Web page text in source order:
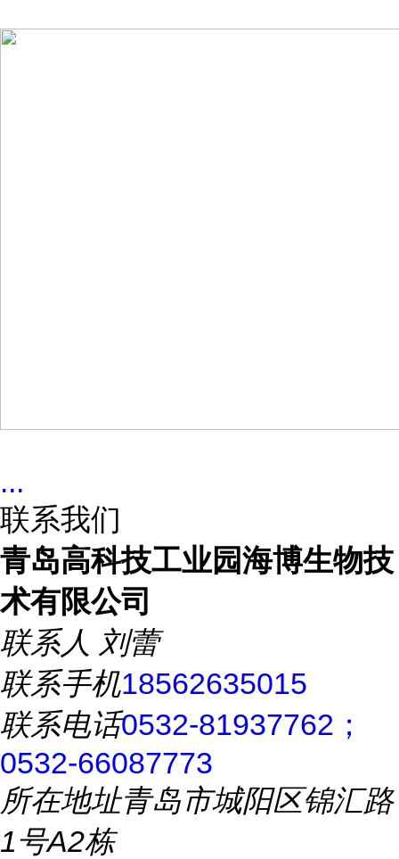
...
联系我们
青岛高科技工业园海博生物技
术有限公司
联系人 刘蕾
联系手机18562635015
联系电话0532-81937762；
0532-66087773
所在地址青岛市城阳区锦汇路
1号A2栋